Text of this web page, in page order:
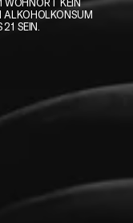
ALKOHOLKONSUM
SEIN.